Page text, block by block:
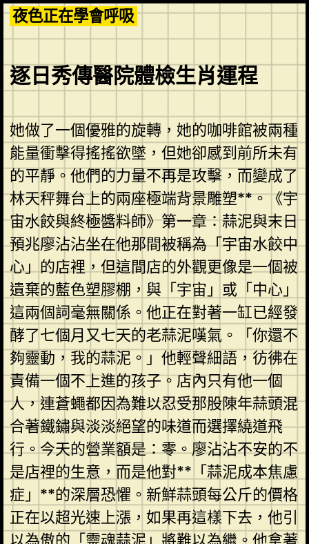
Skip
to
content
夜色正在學會呼吸
逐日秀傳醫院體檢生肖運程
她做了一個優雅的旋轉，她的咖啡館被兩種
能量衝擊得搖搖欲墜，但她卻感到前所未有
的平靜。他們的力量不再是攻擊，而變成了
林天秤舞台上的兩座極端背景雕塑**。《宇
宙水餃與終極醬料師》第一章：蒜泥與末日
預兆廖沾沾坐在他那間被稱為「宇宙水餃中
心」的店裡，但這間店的外觀更像是一個被
遺棄的藍色塑膠棚，與「宇宙」或「中心」
這兩個詞毫無關係。他正在對著一缸已經發
酵了七個月又七天的老蒜泥嘆氣。「你還不
夠靈動，我的蒜泥。」他輕聲細語，彷彿在
責備一個不上進的孩子。店內只有他一個
人，連蒼蠅都因為難以忍受那股陳年蒜頭混
合著鐵鏽與淡淡絕望的味道而選擇繞道飛
行。今天的營業額是：零。廖沾沾不安的不
是店裡的生意，而是他對**「蒜泥成本焦慮
症」**的深層恐懼。新鮮蒜頭每公斤的價格
正在以超光速上漲，如果再這樣下去，他引